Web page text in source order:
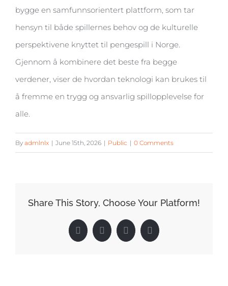
bygge en samfunnsorientert plattform, som tar
hensyn til både spillernes behov og de kulturelle
perspektivene knyttet til pengespill i Norge.
Gjennom å kombinere det beste fra begge
verdener, viser de hvordan teknologi kan brukes til
å fremme en trygg og ansvarlig spillopplevelse for
alle.
By admlnlx | June 15th, 2026 | Public | 0 Comments
Share This Story, Choose Your Platform!
Facebook
X LinkedInPinterest